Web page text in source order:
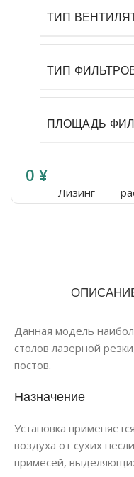
ТИП
ТИП
ПЛОЩАДЬ
0 ¥
Лизинг
Данная модель
столов лазерной
постов.
Назначение
Установка
воздуха от сухих
примесей,